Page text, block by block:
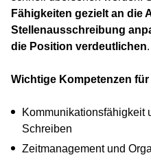
Fähigkeiten gezielt an die
Stellenausschreibung
die Position verdeutlichen.
Wichtige Kompetenzen
Kommunikationsfähigkeit
Schreiben
Zeitmanagement und